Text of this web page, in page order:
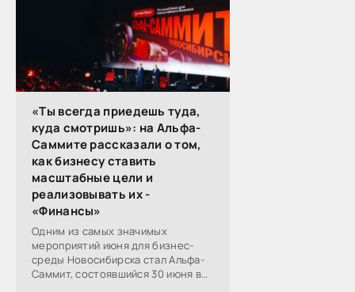
«Ты всегда приедешь туда,
куда смотришь»: на Альфа-
Саммите рассказали о том,
как бизнесу ставить
масштабные цели и
реализовывать их -
«Финансы»
Одним из самых значимых
мероприятий июня для бизнес-
среды Новосибирска стал Альфа-
Саммит, состоявшийся 30 июня в